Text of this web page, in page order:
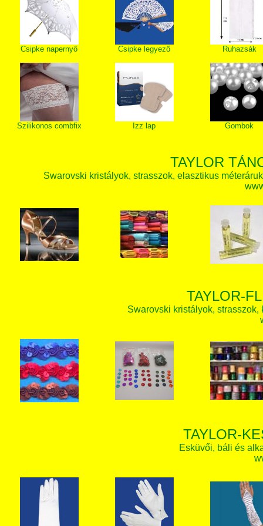
Csipke napernyő Csipke legyező Ruhazsák
Szilikonos combfix Izz lap Gombok
TAYLOR
Swarovski kristályok, strasszok, elasztikus
TAYLOR-
Swarovski kristályok,
TAYLOR-
Esküvői, báli és